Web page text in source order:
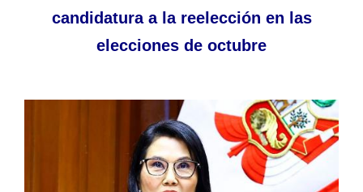
candidatura a la reelección en las
elecciones de octubre